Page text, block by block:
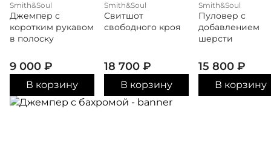
Smith&Soul
Джемпер с
коротким рукавом
в полоску
9 000 ₽
В корзину
Smith&Soul
Свитшот
свободного кроя
18 700 ₽
В корзину
Smith&Soul
Пуловер с
добавлением
шерсти
15 800 ₽
В корзину